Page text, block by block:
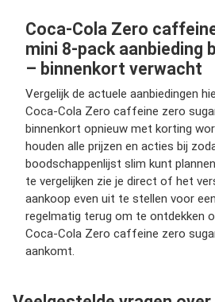
Coca-Cola Zero
mini 8-pack aanbieding
– binnenkort verwacht
Vergelijk de actuele aanbiedingen
Coca-Cola Zero caffeine zero
binnenkort opnieuw met korting
houden alle prijzen en acties bij
boodschappenlijst slim kunt
te vergelijken zie je direct of het
aankoop even uit te stellen voor
regelmatig terug om te ontdekken
Coca-Cola Zero caffeine zero
aankomt.